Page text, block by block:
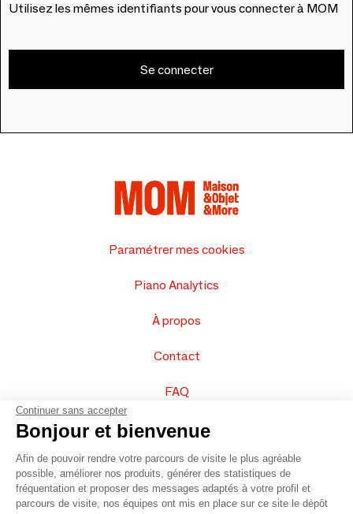
Utilisez les mêmes identifiants pour vous connecter à MOM
Se connecter
Paramétrer mes cookies
Piano Analytics
À propos
Contact
FAQ
Vendez vos produits
Plan du site
Continuer sans accepter
Bonjour et bienvenue
Afin de pouvoir rendre votre parcours de visite le plus agréable
possible, améliorer nos produits, générer des statistiques de
fréquentation et proposer des messages adaptés à votre profil et
parcours de visite, nos équipes ont mis en place sur ce site le dépôt